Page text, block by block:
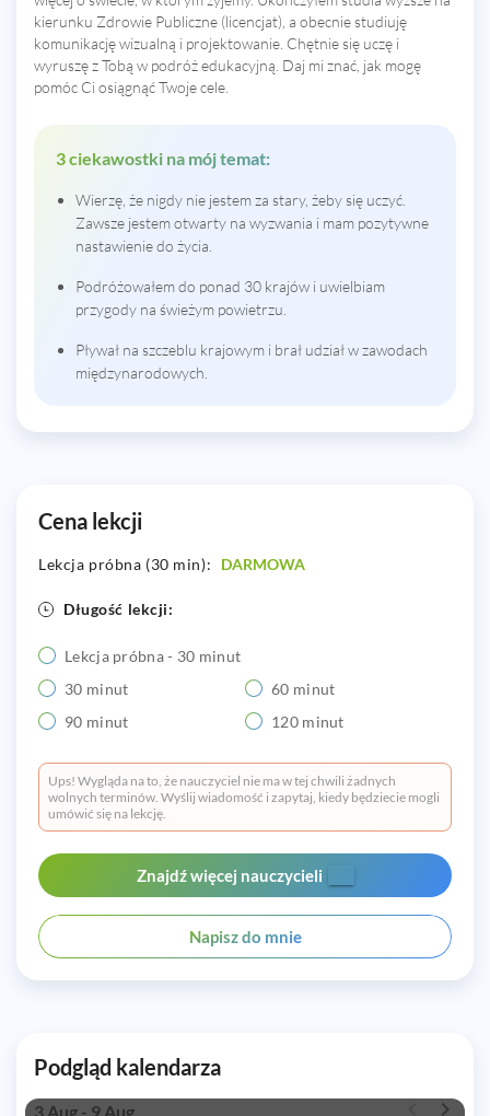
kierunku Zdrowie Publiczne (licencjat), a obecnie studiuję
komunikację wizualną i projektowanie. Chętnie się uczę i
wyruszę z Tobą w podróż edukacyjną. Daj mi znać, jak mogę
pomóc Ci osiągnąć Twoje cele.
3 ciekawostki na mój temat:
Wierzę, że nigdy nie jestem za stary, żeby się uczyć.
Zawsze jestem otwarty na wyzwania i mam pozytywne
nastawienie do życia.
Podróżowałem do ponad 30 krajów i uwielbiam
przygody na świeżym powietrzu.
Pływał na szczeblu krajowym i brał udział w zawodach
międzynarodowych.
Cena lekcji
Lekcja próbna (30 min): DARMOWA
Długość lekcji:
Lekcja próbna - 30 minut
30 minut
60 minut
90 minut
120 minut
Ups! Wygląda na to, że nauczyciel nie ma w tej chwili żadnych
wolnych terminów. Wyślij wiadomość i zapytaj, kiedy będziecie mogli
umówić się na lekcję.
Znajdź więcej nauczycieli
Napisz do mnie
Podgląd kalendarza
3 Aug - 9 Aug